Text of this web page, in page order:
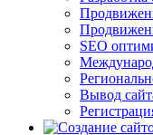
SEO
Вывод